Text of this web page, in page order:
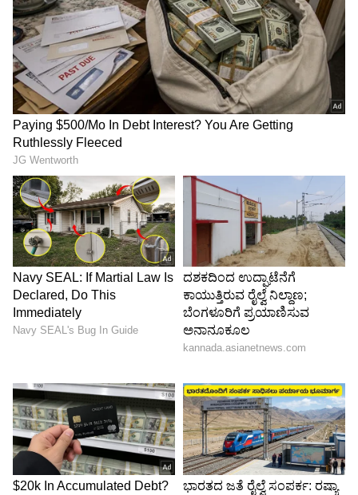
ಅಸ್ಥಿರಗೊಳಿಸಿದರೆ ಜನ ಮತ್ತು ಪಕ್ಷ ಕ್ಷಮಿಸುವುದಿಲ್ಲ. ಮೈತ್ರಿಗೆ
ಇದರಿಂದ ಯಾವುದೇ ಭಂಗ ಆಗುವುದಿಲ್ಲ.‌ ನಾಯಕತ್ವ ವಿಫಲ
ಮತ್ತೊಂದು ಮಗದೊಂದನ್ನು ನಮ್ಮ ಹೈಕಮಾಂಡ್ ತೀರ್ಮಾನ
ಮಾಡುತ್ತದೆ ಎಂದು ಹೇಳಿದರು. ರಾಜ್ಯಾಧ್ಯಕ್ಷ ಸ್ಥಾನದ ರೇಸಲ್ಲಿ
ನೀವು ಇದ್ದೀರಾ ಎಂಬ ಪ್ರಶ್ನೆಗೆ ನಾನು ಯಾವ ಪ್ರಶ್ನೆಗೂ
ಉತ್ತರಿಸುವುದಿಲ್ಲ. ಅದು ಭಗವಂತನ ಇಚ್ಛೆ. ಹೈಕಮಾಂಡ್
ತೀರ್ಮಾನ ಎಂದು ನಕ್ಕು ಸುಮ್ಮನಾದರು.